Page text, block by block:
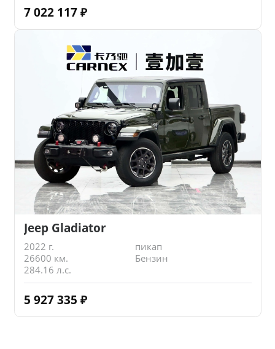
7 022 117 ₽
Jeep Gladiator
2022 г.
пикап
26600 км.
Бензин
284.16 л.с.
5 927 335 ₽